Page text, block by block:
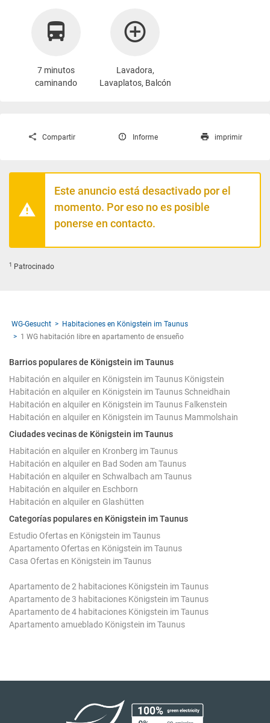
7 minutos
caminando
Lavadora,
Lavaplatos, Balcón
Compartir Informe imprimir
Este anuncio está desactivado por el
momento. Por eso no es posible
ponerse en contacto.
1 Patrocinado
WG-Gesucht
Habitaciones en Königstein im Taunus
1 WG habitación libre en apartamento de ensueño
Barrios populares de Königstein im Taunus
Habitación en alquiler en Königstein im Taunus Königstein
Habitación en alquiler en Königstein im Taunus Schneidhain
Habitación en alquiler en Königstein im Taunus Falkenstein
Habitación en alquiler en Königstein im Taunus Mammolshain
Ciudades vecinas de Königstein im Taunus
Habitación en alquiler en Kronberg im Taunus
Habitación en alquiler en Bad Soden am Taunus
Habitación en alquiler en Schwalbach am Taunus
Habitación en alquiler en Eschborn
Habitación en alquiler en Glashütten
Categorías populares en Königstein im Taunus
Estudio Ofertas en Königstein im Taunus
Apartamento Ofertas en Königstein im Taunus
Casa Ofertas en Königstein im Taunus
Apartamento de 2 habitaciones Königstein im Taunus
Apartamento de 3 habitaciones Königstein im Taunus
Apartamento de 4 habitaciones Königstein im Taunus
Apartamento amueblado Königstein im Taunus